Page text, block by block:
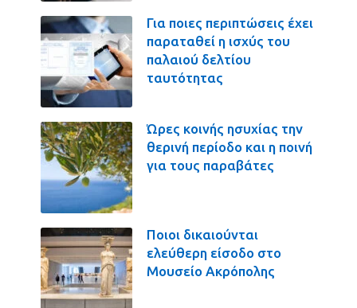
Για ποιες περιπτώσεις έχει
παραταθεί η ισχύς του
παλαιού δελτίου
ταυτότητας
Ώρες κοινής ησυχίας την
θερινή περίοδο και η ποινή
για τους παραβάτες
Ποιοι δικαιούνται
ελεύθερη είσοδο στο
Μουσείο Ακρόπολης